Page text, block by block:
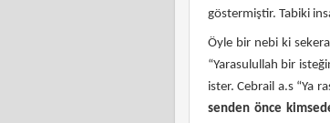
göstermiştir. Tabiki
Öyle bir nebi ki
“Yarasulullah bir
ister. Cebrail a.s “Ya
senden önce